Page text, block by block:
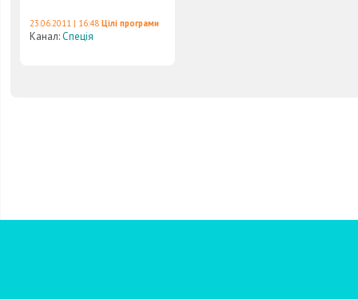
23.06.2011 | 16:48 Цілі програми
Канал:Спеція